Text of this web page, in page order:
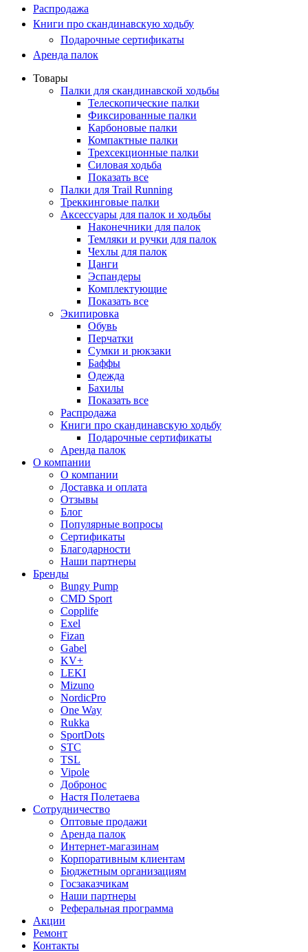
Распродажа
Книги про скандинавскую ходьбу
Подарочные сертификаты
Аренда палок
Товары
Палки для скандинавской ходьбы
Телескопические палки
Фиксированные палки
Карбоновые палки
Компактные палки
Трехсекционные палки
Силовая ходьба
Показать все
Палки для Trail Running
Треккинговые палки
Аксессуары для палок и ходьбы
Наконечники для палок
Темляки и ручки для палок
Чехлы для палок
Цанги
Эспандеры
Комплектующие
Показать все
Экипировка
Обувь
Перчатки
Сумки и рюкзаки
Баффы
Одежда
Бахилы
Показать все
Распродажа
Книги про скандинавскую ходьбу
Подарочные сертификаты
Аренда палок
О компании
О компании
Доставка и оплата
Отзывы
Блог
Популярные вопросы
Сертификаты
Благодарности
Наши партнеры
Бренды
Bungy Pump
CMD Sport
Copplife
Exel
Fizan
Gabel
KV+
LEKI
Mizuno
NordicPro
One Way
Rukka
SportDots
STC
TSL
Vipole
Добронос
Настя Полетаева
Сотрудничество
Оптовые продажи
Аренда палок
Интернет-магазинам
Корпоративным клиентам
Бюджетным организациям
Госзаказчикам
Наши партнеры
Реферальная программа
Акции
Ремонт
Контакты